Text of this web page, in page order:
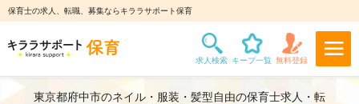
保育士の求人、転職、募集ならキララサポート保育
東京都府中市のネイル・服装・髪型自由の保育士求人・転